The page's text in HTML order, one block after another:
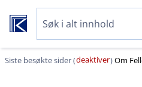
Siste besøkte sider (deaktiver)Om